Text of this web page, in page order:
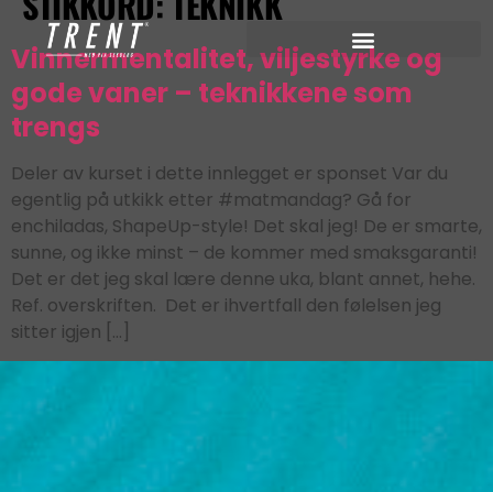
Vinnermentalitet, viljestyrke og
gode vaner – teknikkene som
trengs
Deler av kurset i dette innlegget er sponset Var du
egentlig på utkikk etter #matmandag? Gå for
enchiladas, ShapeUp-style! Det skal jeg! De er smarte,
sunne, og ikke minst – de kommer med smaksgaranti!
Det er det jeg skal lære denne uka, blant annet, hehe.
Ref. overskriften. Det er ihvertfall den følelsen jeg
sitter igjen […]